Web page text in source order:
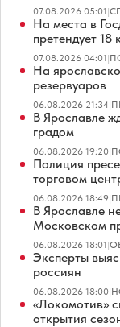
07.08.2026 05:01|
На места в
претендует 18
07.08.2026 04:01|
На
резервуаров
06.08.2026 21:34|
В Ярославле
градом
06.08.2026 19:20|
Полиция
торговом
06.08.2026 18:49|
В Ярославле
Московском
06.08.2026 18:01|
Эксперты
россиян
06.08.2026 18:00|
«Локомотив»
открытия